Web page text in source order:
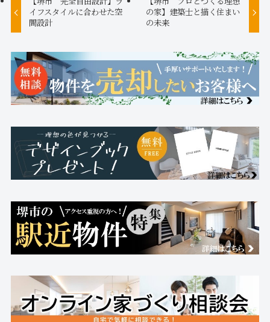
イフスタイルに合わせた空
間設計
の家】建築士と描く住まい
の未来